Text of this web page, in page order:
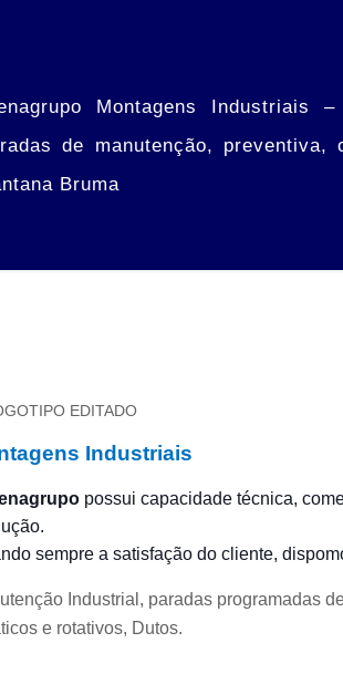
Montagens Industriais
de manutenção,
Bruma
Industriais
possui capacidade técnica,
sempre a satisfação do cliente,
Industrial, paradas programadas
e rotativos, Dutos.